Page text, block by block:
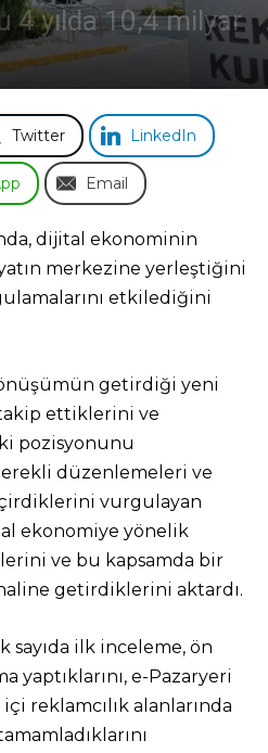
4 yılda 10,4 milyar
Twitter LinkedIn
Email
dijital ekonominin
merkezine yerleştiğini
etkilediğini
getirdiği yeni
ettiklerini ve
pozisyonunu
düzenlemeleri ve
vurgulayan
ekonomiye yönelik
ve bu kapsamda bir
getirdiklerini aktardı.
sayıda ilk inceleme, ön
yaptıklarını, e-Pazaryeri
reklamcılık alanlarında